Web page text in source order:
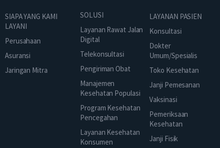
SIAPA YANG KAMI
LAYANI
Perusahaan
Asuransi
Jaringan Mitra
SOLUSI
Layanan Rawat Jalan
Digital
Telekonsultasi
Pengiriman Obat
Manajemen
Kesehatan Populasi
Program Kesehatan
Pencegahan
Layanan Kesehatan
Konsumen
LAYANAN PASIEN
Konsultasi
Dokter
Umum/Spesialis
Toko Kesehatan
Janji Pemesanan
Vaksinasi
Pemeriksaan
Kesehatan
Janji Fisik